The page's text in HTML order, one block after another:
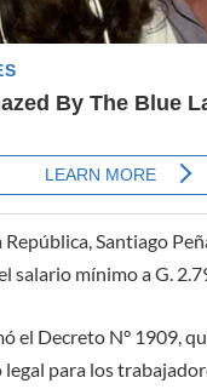
Santiago
salario mínimo a G.
el Decreto N° 1909,
para los